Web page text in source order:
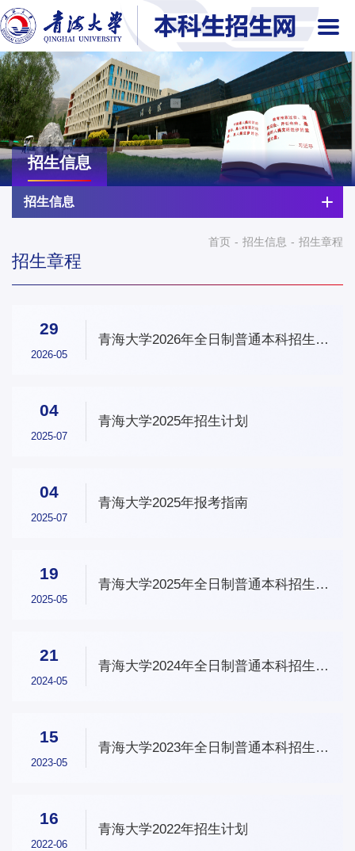
招生信息
招生信息
招生章程
首页 - 招生信息 - 招生章程
29
2026-05
青海大学2026年全日制普通本科招生章
04
2025-07
青海大学2025年招生计划
04
2025-07
青海大学2025年报考指南
19
2025-05
青海大学2025年全日制普通本科招生章
21
2024-05
青海大学2024年全日制普通本科招生章
15
2023-05
青海大学2023年全日制普通本科招生章
16
2022-06
青海大学2022年招生计划